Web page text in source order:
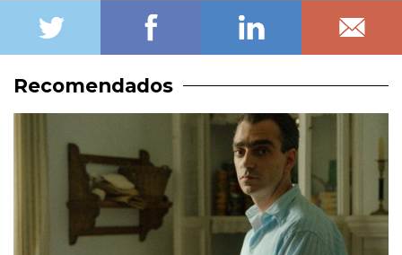
Recomendados